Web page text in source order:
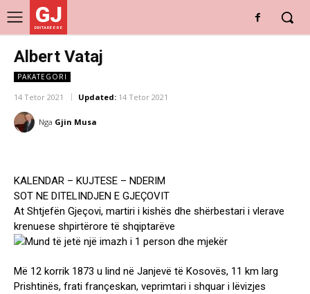
GJ
DRITARE E RE
Albert Vataj
PAKATEGORI
14 Tetor 2021 Updated: 14 Tetor 2021
Nga Gjin Musa
KALENDAR – KUJTESE – NDERIM
SOT NE DITELINDJEN E GJEÇOVIT
At Shtjefën Gjeçovi, martiri i kishës dhe shërbestari i vlerave
krenuese shpirtërore të shqiptarëve
Më 12 korrik 1873 u lind në Janjevë të Kosovës, 11 km larg
Prishtinës, frati françeskan, veprimtari i shquar i lëvizjes